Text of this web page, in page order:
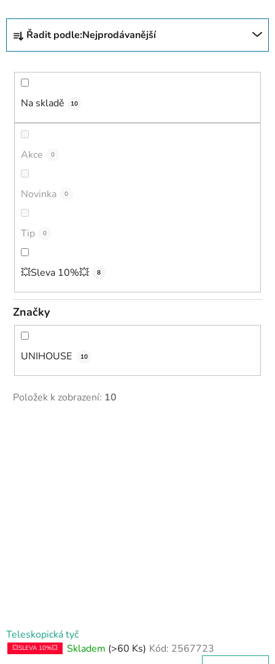
Ř
z
Řadit podle:Nejprodávanější
Na skladě 10
Akce 0
Novinka 0
Tip 0
💥Sleva 10%💥 8
Značky
UNIHOUSE 10
Položek k zobrazení: 10
ů
Teleskopická tyč
💥SLEVA 10%💥 Skladem (>60 Ks) Kód: 2567723